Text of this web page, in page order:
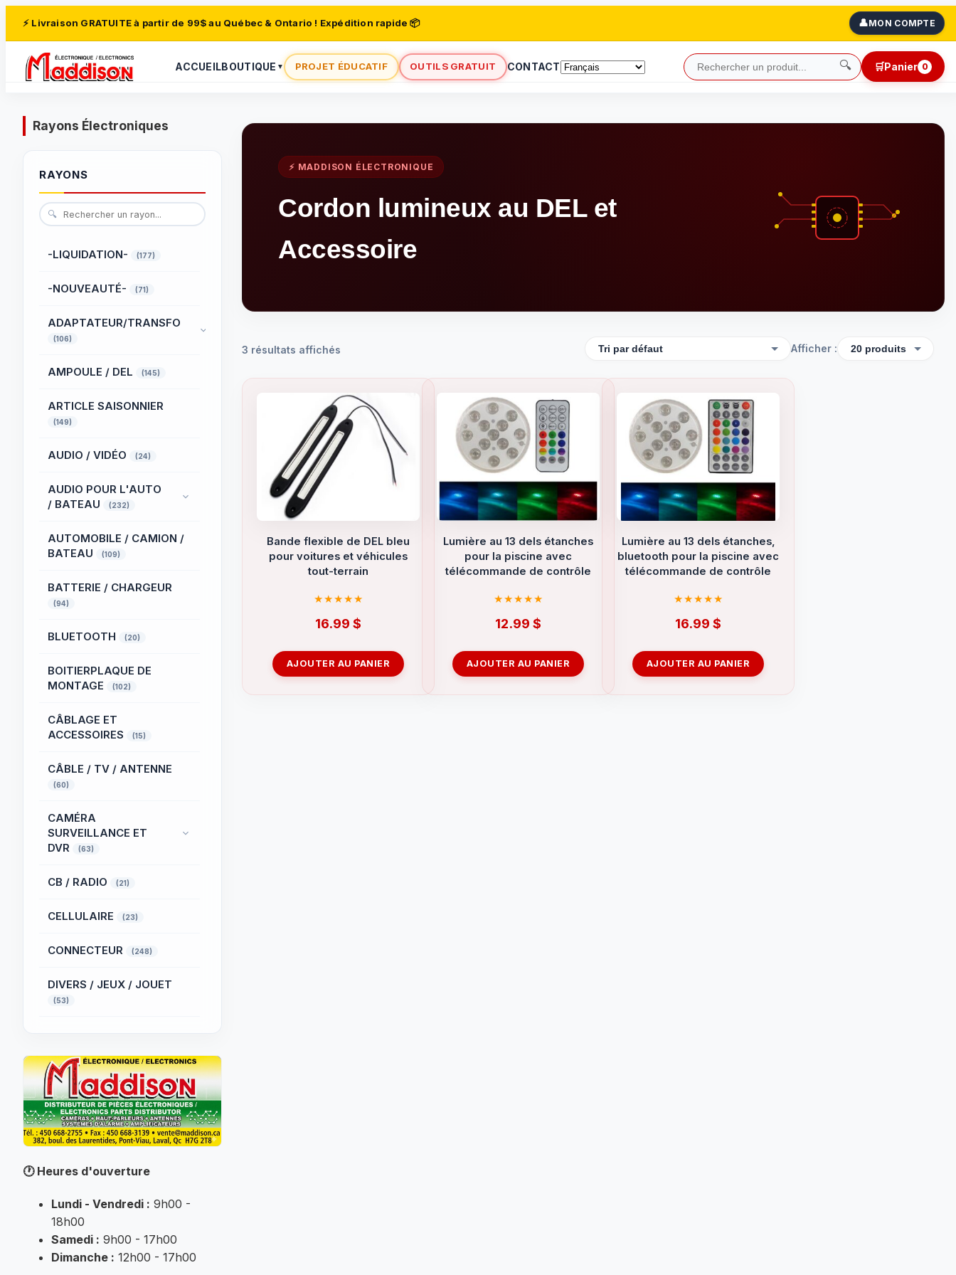
⚡ Livraison GRATUITE à partir de 99$ au Québec & Ontario ! Expédition rapide 📦 👤MON COMPTE
ACCUEILBOUTIQUE ▼ PROJET ÉDUCATIF OUTILS GRATUIT CONTACT 🔍 🛒Panier 0
Rayons Électroniques
RAYONS
🔍
-LIQUIDATION- (177)
-NOUVEAUTÉ- (71)
ADAPTATEUR/TRANSFO
(106)
AMPOULE / DEL (145)
ARTICLE SAISONNIER
(149)
AUDIO / VIDÉO (24)
AUDIO POUR L'AUTO
/ BATEAU
(232)
AUTOMOBILE / CAMION /
BATEAU
(109)
BATTERIE / CHARGEUR
(94)
BLUETOOTH (20)
BOITIERPLAQUE DE
MONTAGE
(102)
CÂBLAGE ET
ACCESSOIRES
(15)
CÂBLE / TV / ANTENNE
(60)
CAMÉRA
SURVEILLANCE ET
DVR
(63)
CB / RADIO (21)
CELLULAIRE (23)
CONNECTEUR (248)
DIVERS / JEUX / JOUET
(53)
ÉLECTRIQUE (52)
Électronique (32)
FER A SOUDER
MUSIQUE
Non classé (7007)
🕐Heures d'ouverture
Lundi - Vendredi : 9h00 -
18h00
Samedi : 9h00 - 17h00
Dimanche : 12h00 - 17h00
⚡ MADDISON ÉLECTRONIQUE
Cordon lumineux au DEL et
Accessoire
Afficher :
3 résultats affichés
Bande flexible de DEL bleu
pour voitures et véhicules
tout-terrain
16.99 $
AJOUTER AU PANIER
Lumière au 13 dels étanches
pour la piscine avec
télécommande de contrôle
12.99 $
AJOUTER AU PANIER
Lumière au 13 dels étanches,
bluetooth pour la piscine avec
télécommande de contrôle
16.99 $
AJOUTER AU PANIER